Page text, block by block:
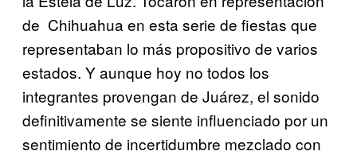
de Chihuahua en esta serie de fiestas que
representaban lo más propositivo de varios
estados. Y aunque hoy no todos los
integrantes provengan de Juárez, el sonido
definitivamente se siente influenciado por un
sentimiento de incertidumbre mezclado con